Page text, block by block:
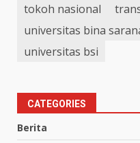
tokoh nasional
universitas bina
universitas bsi
CATEGORIES
Berita